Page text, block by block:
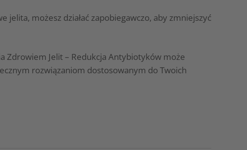
możesz działać zapobiegawczo, aby zmniejszyć
Zdrowiem Jelit – Redukcja Antybiotyków może
rozwiązaniom dostosowanym do Twoich